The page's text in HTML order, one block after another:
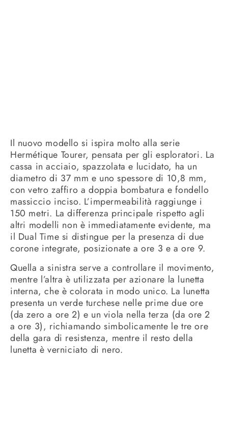
Il nuovo modello si ispira molto alla serie
Hermétique Tourer, pensata per gli esploratori. La
cassa in acciaio, spazzolata e lucidato, ha un
diametro di 37 mm e uno spessore di 10,8 mm,
con vetro zaffiro a doppia bombatura e fondello
massiccio inciso. L’impermeabilità raggiunge i
150 metri. La differenza principale rispetto agli
altri modelli non è immediatamente evidente, ma
il Dual Time si distingue per la presenza di due
corone integrate, posizionate a ore 3 e a ore 9.
Quella a sinistra serve a controllare il movimento,
mentre l’altra è utilizzata per azionare la lunetta
interna, che è colorata in modo unico. La lunetta
presenta un verde turchese nelle prime due ore
(da zero a ore 2) e un viola nella terza (da ore 2
a ore 3), richiamando simbolicamente le tre ore
della gara di resistenza, mentre il resto della
lunetta è verniciato di nero.